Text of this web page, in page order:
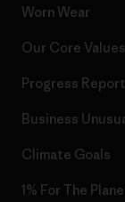
Worn Wear
Our Core Values
Progress Report
Business
Climate Goals
1% For The